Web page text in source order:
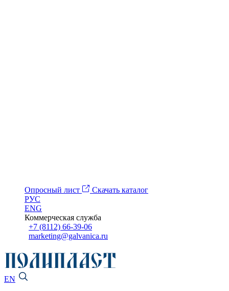
Опросный лист
Скачать каталог
РУС
ENG
Коммерческая служба
+7 (8112) 66-39-06
marketing@galvanica.ru
EN